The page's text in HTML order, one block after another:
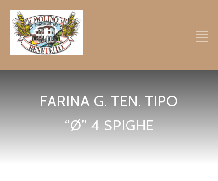
FARINA G. TEN. TIPO
“Ø” 4 SPIGHE